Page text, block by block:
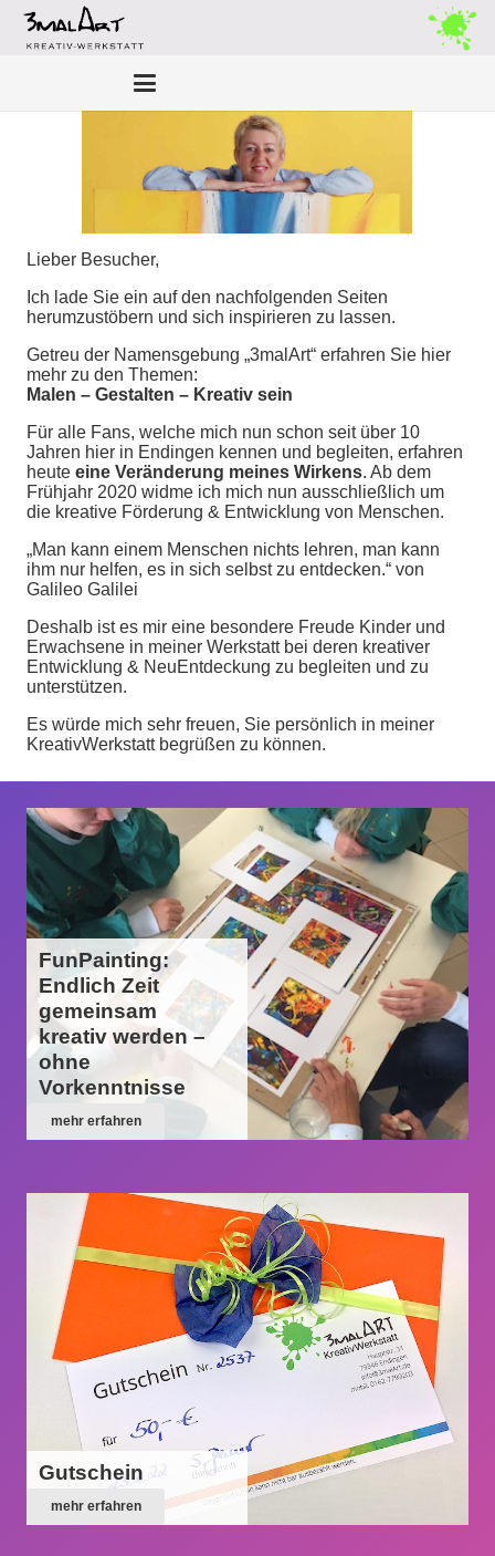
Lieber Besucher,
Ich lade Sie ein auf den nachfolgenden Seiten
herumzustöbern und sich inspirieren zu lassen.
Getreu der Namensgebung „3malArt“ erfahren Sie hier
mehr zu den Themen:
Malen – Gestalten – Kreativ sein
Für alle Fans, welche mich nun schon seit über 10
Jahren hier in Endingen kennen und begleiten, erfahren
heute eine Veränderung meines Wirkens. Ab dem
Frühjahr 2020 widme ich mich nun ausschließlich um
die kreative Förderung & Entwicklung von Menschen.
„Man kann einem Menschen nichts lehren, man kann
ihm nur helfen, es in sich selbst zu entdecken.“ von
Galileo Galilei
Deshalb ist es mir eine besondere Freude Kinder und
Erwachsene in meiner Werkstatt bei deren kreativer
Entwicklung & NeuEntdeckung zu begleiten und zu
unterstützen.
Es würde mich sehr freuen, Sie persönlich in meiner
KreativWerkstatt begrüßen zu können.
FunPainting:
Endlich Zeit
gemeinsam
kreativ werden –
ohne
Vorkenntnisse
mehr erfahren
Gutschein
mehr erfahren